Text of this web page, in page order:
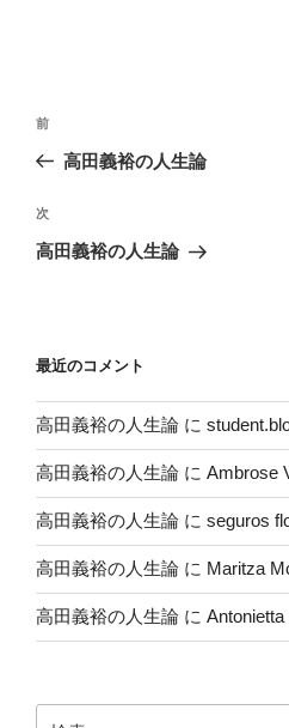
投
ビ
ゲ
ン
過
去
投
稿
前
高田義裕の人生論
次
の
次
高田義裕の人生論
最近のコメント
高田義裕の人生論 に
高田義裕の人生論 に Ambrose
高田義裕の人生論 に seguros
高田義裕の人生論 に Maritza
高田義裕の人生論 に Antonietta